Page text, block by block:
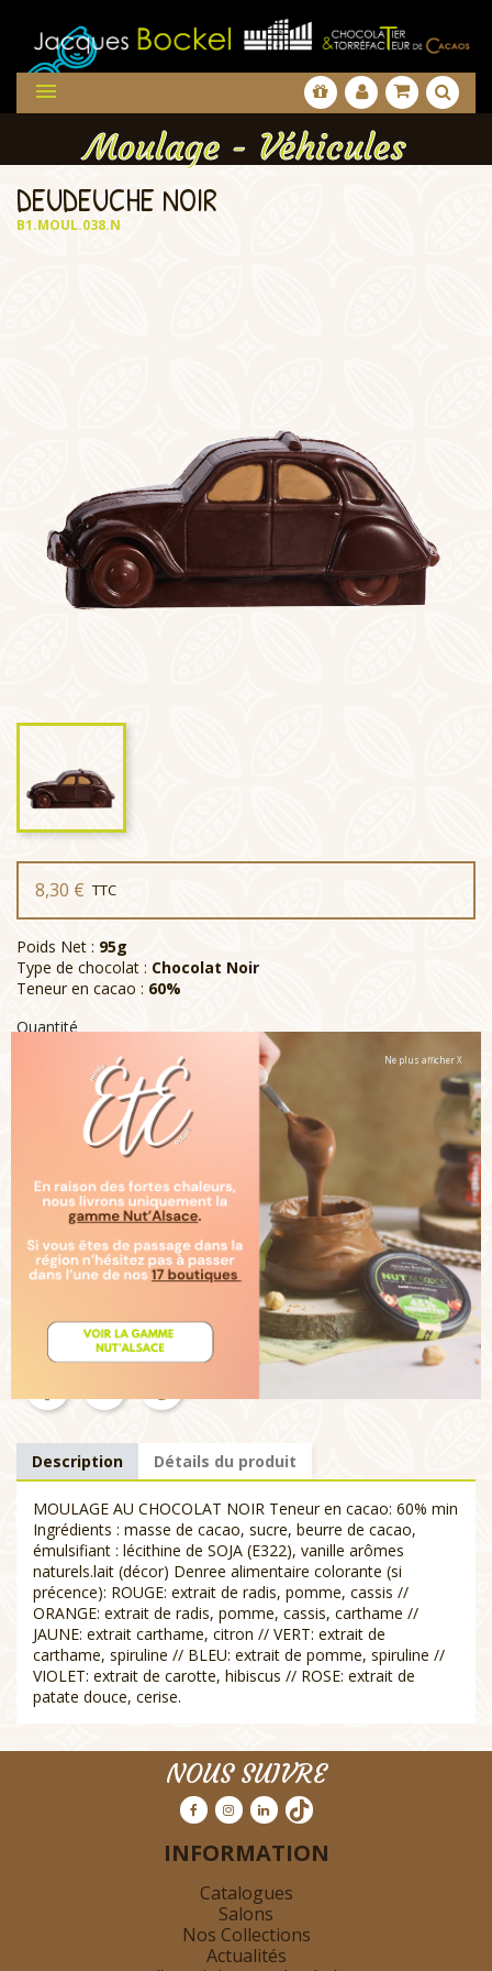

Moulage - Véhicules
DEUDEUCHE NOIR
B1.MOUL.038.N
8,30 € TTC
Poids Net : 95g
Type de chocolat : Chocolat Noir
Teneur en cacao : 60%
Quantité
 Ajouter au panier
Rupture de stock
Livraison :
Note :Un moulage au chocolat noir très peu amer, pour
satisfaire aussi bien les petits gourmands que les grands.
Tous nos moulages sont entièrement décorés à la main
avec des denrées alimentaires colorantes (cerise, pomme,
Description Détails du produit
MOULAGE AU CHOCOLAT NOIR Teneur en cacao: 60% min
Ingrédients : masse de cacao, sucre, beurre de cacao,
émulsifiant : lécithine de SOJA (E322), vanille arômes
naturels.lait (décor) Denree alimentaire colorante (si
précence): ROUGE: extrait de radis, pomme, cassis //
ORANGE: extrait de radis, pomme, cassis, carthame //
JAUNE: extrait carthame, citron // VERT: extrait de
carthame, spiruline // BLEU: extrait de pomme, spiruline //
VIOLET: extrait de carotte, hibiscus // ROSE: extrait de
patate douce, cerise.
NOUS SUIVRE
INFORMATION
Catalogues
Salons
Nos Collections
Actualités
Ne plus afficher X